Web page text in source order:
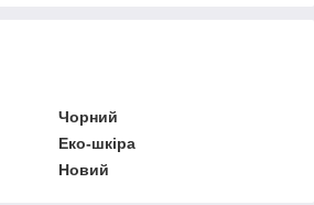
Чорний
Еко-шкіра
Новий